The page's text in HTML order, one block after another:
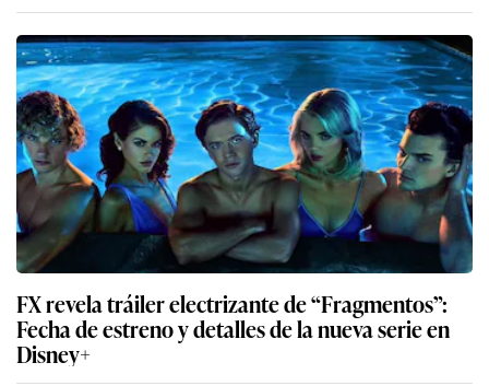
FX revela tráiler electrizante de “Fragmentos”:
Fecha de estreno y detalles de la nueva serie en
Disney+